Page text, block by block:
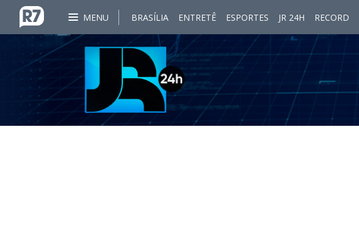
MENU BRASÍLIA ENTRETÊ ESPORTES JR 24H RECORD